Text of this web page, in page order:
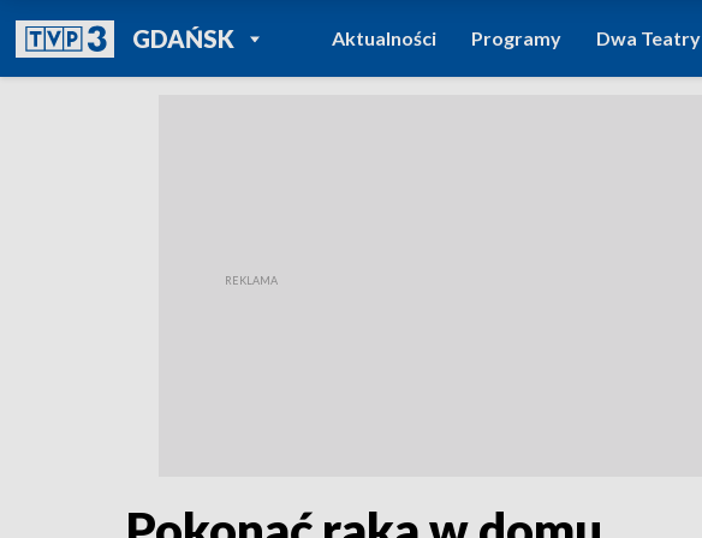
GDAŃSKPOWRÓT DO
TVP REGIONY
Aktualności Programy Dwa Teatry